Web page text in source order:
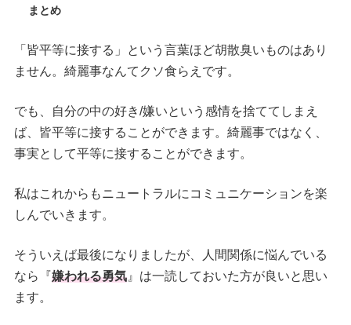
まとめ
「皆平等に接する」という言葉ほど胡散臭いものはあり
ません。綺麗事なんてクソ食らえです。
でも、自分の中の好き/嫌いという感情を捨ててしまえ
ば、皆平等に接することができます。綺麗事ではなく、
事実として平等に接することができます。
私はこれからもニュートラルにコミュニケーションを楽
しんでいきます。
そういえば最後になりましたが、人間関係に悩んでいる
なら『嫌われる勇気』は一読しておいた方が良いと思い
ます。